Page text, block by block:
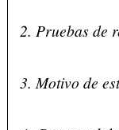
2. Pruebas de
3. Motivo de